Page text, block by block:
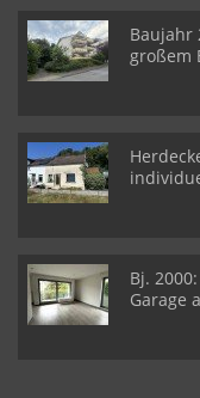
Baujahr
großem
Bj.
Garage